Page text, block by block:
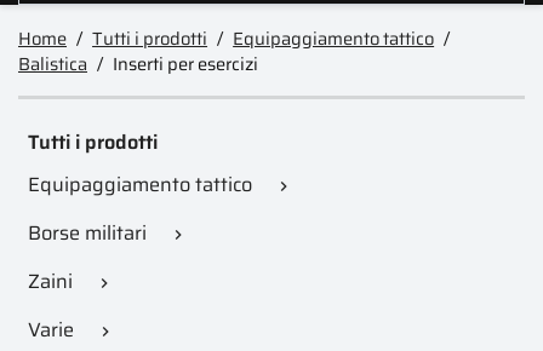
Home Tutti i prodotti
Equipaggiamento tattico
Balistica
Inserti per esercizi
Tutti i prodotti
Equipaggiamento tattico

Borse militari 
Zaini 
Varie 